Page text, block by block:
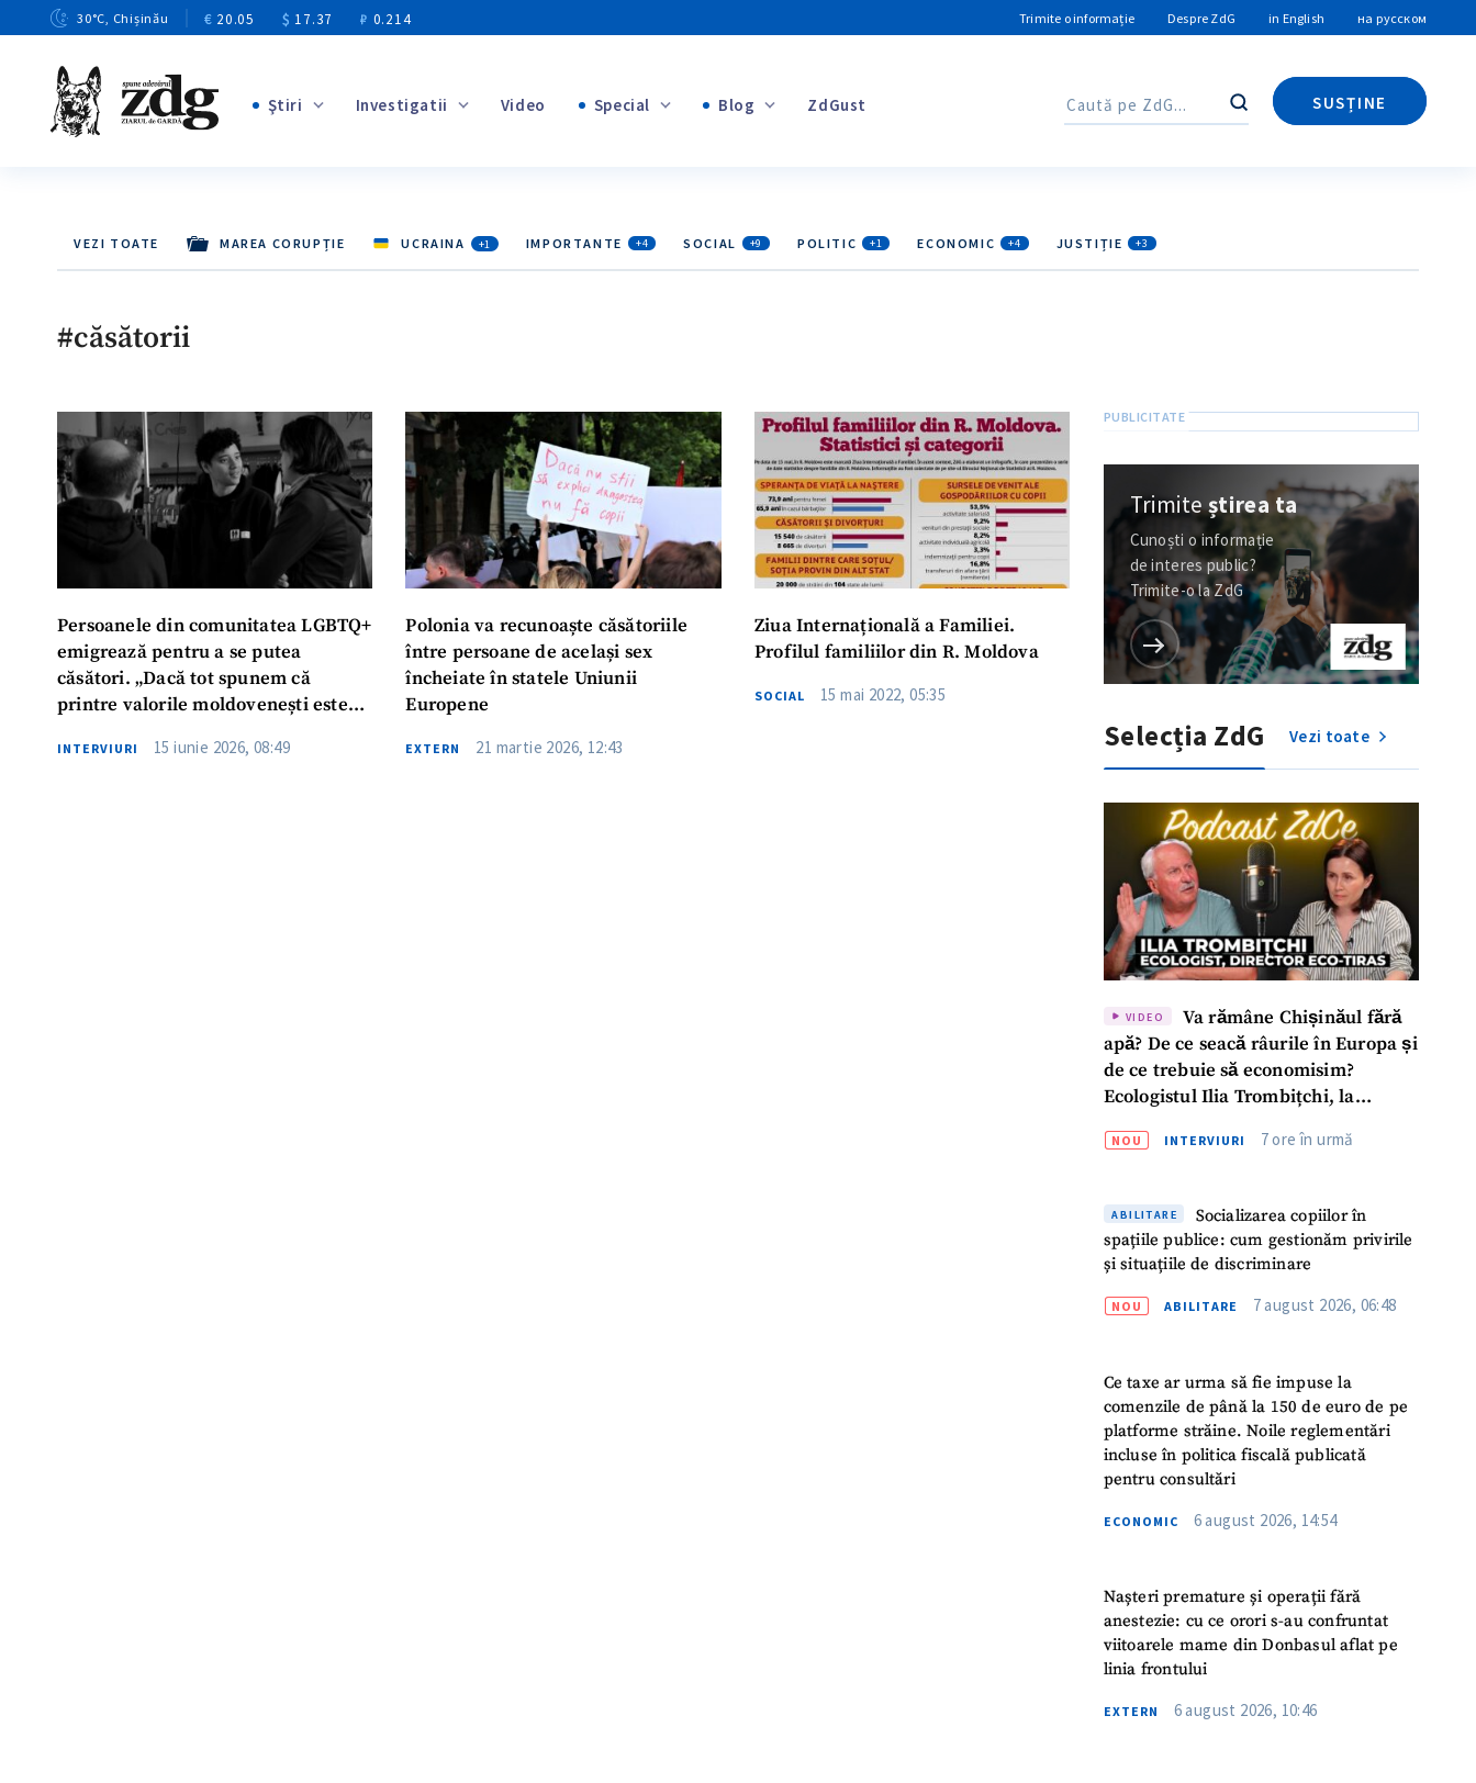
30°C, Chișinău € 20.05 $ 17.37 ₽ 0.214 Trimite o informație Despre ZdG in English на русском
Ştiri Investigatii Video Special Blog ZdGust Caută
SUSȚINE
Caută
VEZI TOATE MAREA CORUPȚIE UCRAINA +1 IMPORTANTE +4 SOCIAL +9 POLITIC +1 ECONOMIC +4 JUSTIȚIE +3
#căsătorii
Persoanele din comunitatea LGBTQ+
emigrează pentru a se putea
căsători. „Dacă tot spunem că
printre valorile moldovenești este
INTERVIURI 15 iunie 2026, 08:49
Polonia va recunoaște căsătoriile
între persoane de același sex
încheiate în statele Uniunii
Europene
EXTERN 21 martie 2026, 12:43
Ziua Internațională a Familiei.
Profilul familiilor din R. Moldova
SOCIAL 15 mai 2022, 05:35
Trimiteștirea ta
Cunoști o informație
de interes public?
Trimite-o la ZdG
Selecția ZdG Vezi toate
VIDEO
Va rămâne Chișinăul fără
apă? De ce seacă râurile în Europa și
de ce trebuie să economisim?
Ecologistul Ilia Trombițchi, la
NOU INTERVIURI 7 ore în urmă
ABILITARE
Socializarea copiilor în
spațiile publice: cum gestionăm privirile
și situațiile de discriminare
NOU ABILITARE 7 august 2026, 06:48
Ce taxe ar urma să fie impuse la
comenzile de până la 150 de euro de pe
platforme străine. Noile reglementări
incluse în politica fiscală publicată
pentru consultări
ECONOMIC 6 august 2026, 14:54
Nașteri premature și operații fără
anestezie: cu ce orori s-au confruntat
viitoarele mame din Donbasul aflat pe
linia frontului
EXTERN 6 august 2026, 10:46